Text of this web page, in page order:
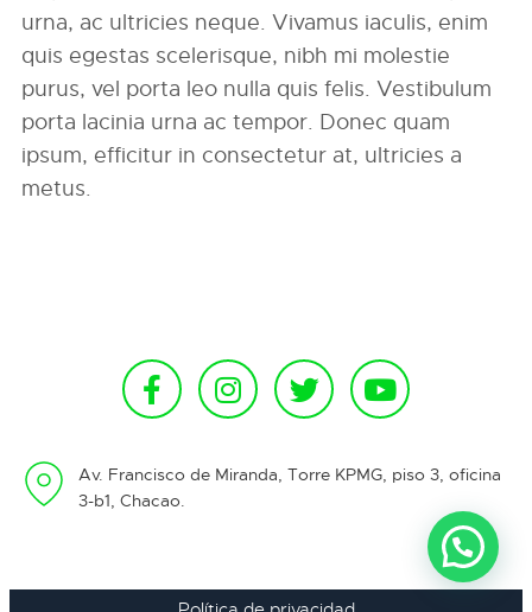
urna, ac ultricies neque. Vivamus iaculis, enim
quis egestas scelerisque, nibh mi molestie
purus, vel porta leo nulla quis felis. Vestibulum
porta lacinia urna ac tempor. Donec quam
ipsum, efficitur in consectetur at, ultricies a
metus.
Av. Francisco de Miranda, Torre KPMG, piso 3, oficina
3-b1, Chacao.